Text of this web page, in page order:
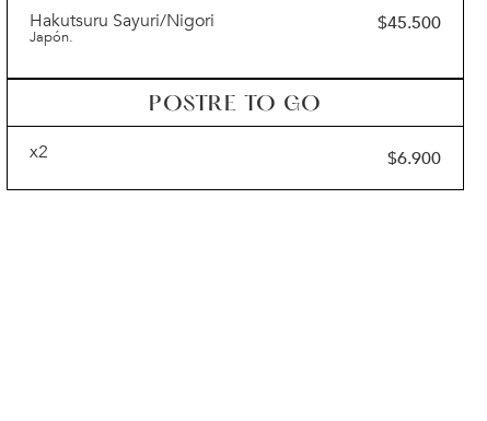
Hakutsuru Sayuri/Nigori
Japón.
$45.500
POSTRE TO GO
x2 $6.900